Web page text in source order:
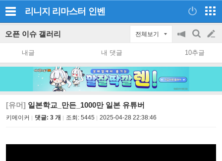
리니지 리마스터 인벤
오픈 이슈 갤러리 전체보기
공
지
on/off
검
색
글
쓰
내글 내 댓글 10추글
[유머] 일본학교_만든_1000만 일본 유튜버
키메이커 댓글: 3 개 조회: 5445 2025-04-28 22:38:46